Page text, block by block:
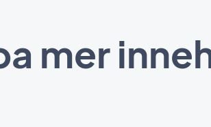
mer